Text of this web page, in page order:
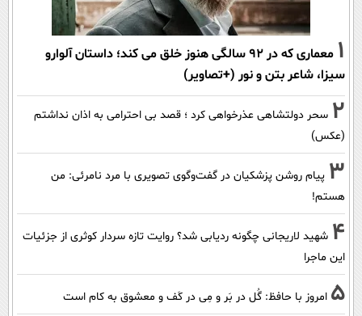
1
معماری که در 92 سالگی هنوز خلق می کند؛ داستان آلوارو
سیزا، شاعر بتن و نور (+تصاویر)
2 سحر دولتشاهی عذرخواهی کرد ؛ قصد بی احترامی به اذان نداشتم
(عکس)
3 پیام روشن پزشکیان در گفت‌و‌گوی تصویری با مرد نامرئی: من
هستم!
4 شهید لاریجانی چگونه ردیابی شد؟ روایت تازه سردار کوثری از جزئیات
این ماجرا
5 امروز با حافظ: گُل در بَر و مِی در کَف و معشوق به کام است